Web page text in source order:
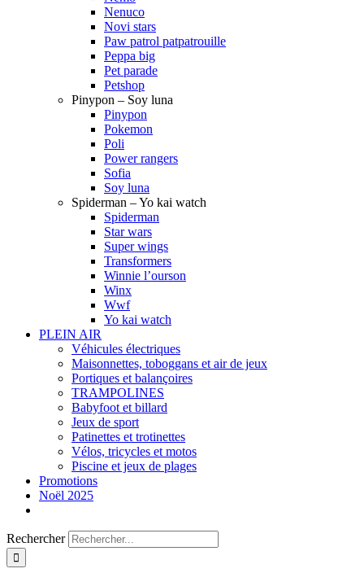
Nenuco
Novi stars
Paw patrol patpatrouille
Peppa big
Pet parade
Petshop
Pinypon – Soy luna
Pinypon
Pokemon
Poli
Power rangers
Sofia
Soy luna
Spiderman – Yo kai watch
Spiderman
Star wars
Super wings
Transformers
Winnie l’ourson
Winx
Wwf
Yo kai watch
PLEIN AIR
Véhicules électriques
Maisonnettes, toboggans et air de jeux
Portiques et balançoires
TRAMPOLINES
Babyfoot et billard
Jeux de sport
Patinettes et trotinettes
Vélos, tricycles et motos
Piscine et jeux de plages
Promotions
Noël 2025
Rechercher